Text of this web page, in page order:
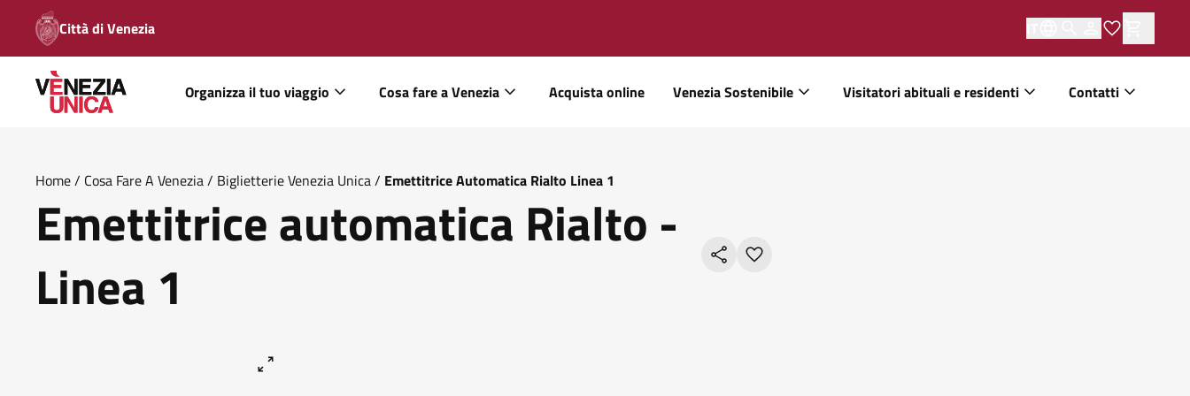
Città di Venezia
Organizza il tuo viaggio Cosa fare a Venezia Acquista online Venezia Sostenibile Visitatori abituali e residenti Contatti
Home/ Cosa Fare A Venezia/ Biglietterie Venezia Unica/ Emettitrice Automatica Rialto Linea 1
Emettitrice automatica Rialto -
Linea 1